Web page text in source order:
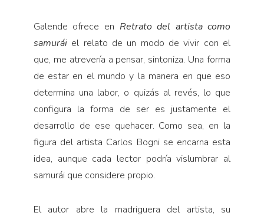
Galende ofrece en Retrato del artista como
samuráiel relato de un modo de vivir con el
que, me atrevería a pensar, sintoniza. Una forma
de estar en el mundo y la manera en que eso
determina una labor, o quizás al revés, lo que
configura la forma de ser es justamente el
desarrollo de ese quehacer. Como sea, en la
figura del artista Carlos Bogni se encarna esta
idea, aunque cada lector podría vislumbrar al
samurái que considere propio.
El autor abre la madriguera del artista, su